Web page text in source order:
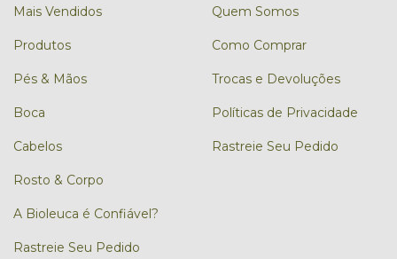
Mais Vendidos
Produtos
Pés & Mãos
Boca
Cabelos
Rosto & Corpo
A Bioleuca é Confiável?
Rastreie Seu Pedido
Quem Somos
Como Comprar
Trocas e Devoluções
Políticas de Privacidade
Rastreie Seu Pedido